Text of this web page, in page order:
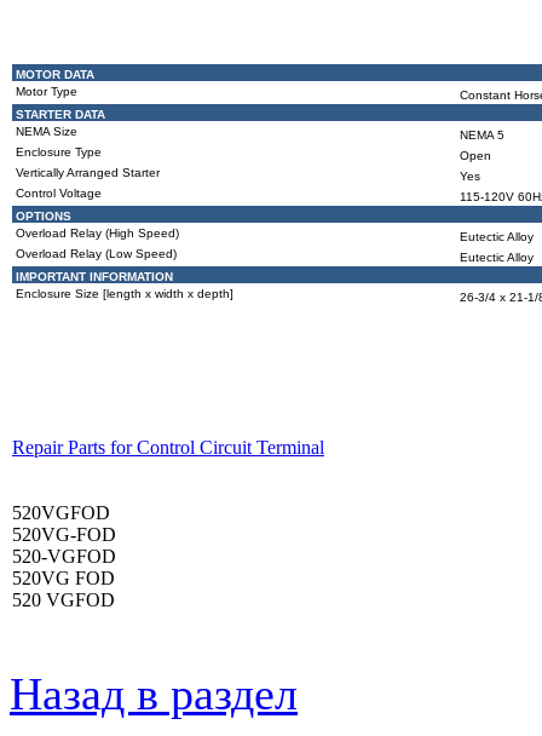
MOTOR DATA
Motor Type
Constant
STARTER DATA
NEMA Size
NEMA 5
Enclosure Type
Open
Vertically Arranged Starter
Yes
Control Voltage
115-120V
OPTIONS
Overload Relay (High Speed)
Eutectic Alloy
Overload Relay (Low Speed)
Eutectic Alloy
IMPORTANT INFORMATION
Enclosure Size [length x width x depth]
26-3/4 x 21-1/
Repair Parts for Control Circuit Terminal
520VGFOD
520VG-FOD
520-VGFOD
520VG FOD
520 VGFOD
Назад в раздел